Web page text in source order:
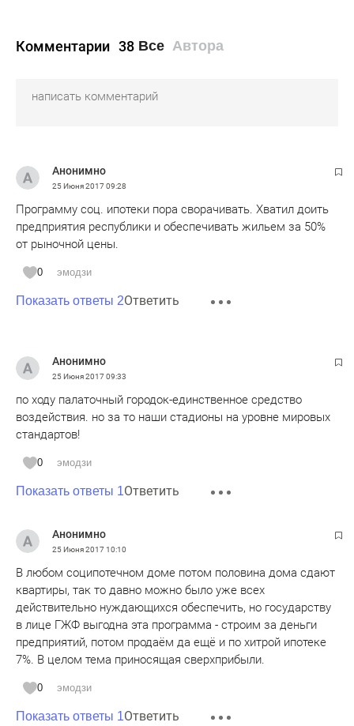
Комментарии 38 Все Автора
Анонимно
25 Июня 201709:28
Программу соц. ипотеки пора сворачивать. Хватил доить
предприятия республики и обеспечивать жильем за 50%
от рыночной цены.
0 эмодзи
Показать ответы 2Ответить
Анонимно
25 Июня 201709:33
по ходу палаточный городок-единственное средство
воздействия. но за то наши стадионы на уровне мировых
стандартов!
0 эмодзи
Показать ответы 1Ответить
Анонимно
25 Июня 201710:10
В любом соципотечном доме потом половина дома сдают
квартиры, так то давно можно было уже всех
действительно нуждающихся обеспечить, но государству
в лице ГЖФ выгодна эта программа - строим за деньги
предприятий, потом продаём да ещё и по хитрой ипотеке
7%. В целом тема приносящая сверхприбыли.
0 эмодзи
Показать ответы 1Ответить